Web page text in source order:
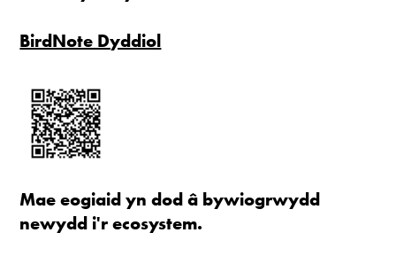
BirdNote Dyddiol
Mae eogiaid yn dod â bywiogrwydd
newydd i'r ecosystem.